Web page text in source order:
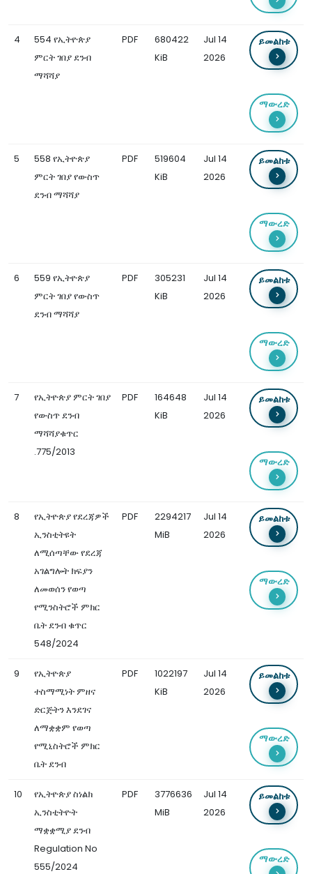
4
554 የኢትዮጵያ
ምርት ገበያ ደንብ
ማሻሻያ
PDF
680422
KiB
Jul 14
2026
ይመልከቱ
ማውረድ
5
558 የኢትዮጵያ
ምርት ገበያ የውስጥ
ደንብ ማሻሻያ
PDF
519604
KiB
Jul 14
2026
ይመልከቱ
ማውረድ
6
559 የኢትዮጵያ
ምርት ገበያ የውስጥ
ደንብ ማሻሻያ
PDF
305231
KiB
Jul 14
2026
ይመልከቱ
ማውረድ
7
የኢትዮጵያ ምርት ገበያ
የውስጥ ደንብ
ማሻሻያቁጥር
.775/2013
PDF
164648
KiB
Jul 14
2026
ይመልከቱ
ማውረድ
8
የኢትዮጵያ የደረጃዎች
ኢንስቲትዩት
ለሚሰጣቸው የደረጃ
አገልግሎት ክፍያን
ለመወሰን የወጣ
የሚንስትሮች ምክር
ቤት ደንብ ቁጥር
548/2024
PDF
2294217
MiB
Jul 14
2026
ይመልከቱ
ማውረድ
9
የኢትዮጵያ
ተስማሚነት ምዘና
ድርጅትን እንደገና
ለማቋቋም የወጣ
የሚኒስትሮች ምክር
ቤት ደንብ
PDF
1022197
KiB
Jul 14
2026
ይመልከቱ
ማውረድ
10
የኢትዮጵያ ስነልክ
ኢንስቲትዮት
ማቋቋሚያ ደንብ
Regulation No
555/2024
PDF
3776636
MiB
Jul 14
2026
ይመልከቱ
ማውረድ